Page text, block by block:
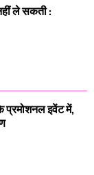
ले सकती :
प्रमोशनल इवेंट में,